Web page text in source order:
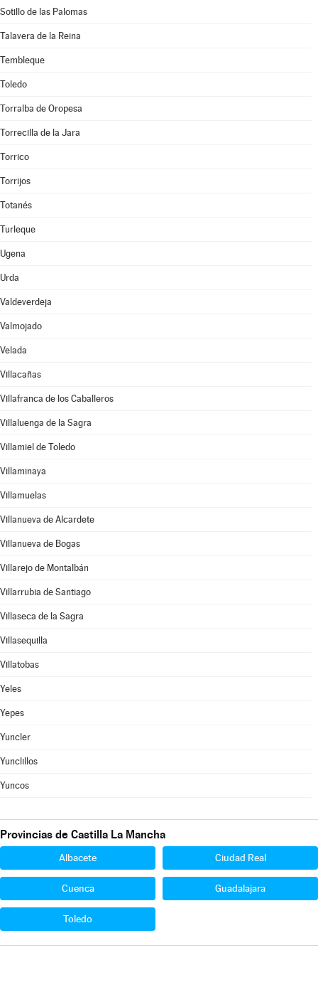
Sotillo de las Palomas
Talavera de la Reina
Tembleque
Toledo
Torralba de Oropesa
Torrecilla de la Jara
Torrico
Torrijos
Totanés
Turleque
Ugena
Urda
Valdeverdeja
Valmojado
Velada
Villacañas
Villafranca de los Caballeros
Villaluenga de la Sagra
Villamiel de Toledo
Villaminaya
Villamuelas
Villanueva de Alcardete
Villanueva de Bogas
Villarejo de Montalbán
Villarrubia de Santiago
Villaseca de la Sagra
Villasequilla
Villatobas
Yeles
Yepes
Yuncler
Yunclillos
Yuncos
Provincias de Castilla La Mancha
Albacete Ciudad Real
Cuenca Guadalajara
Toledo